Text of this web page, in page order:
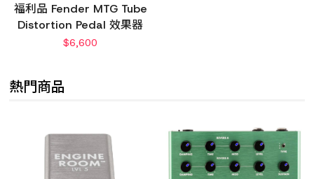
福利品 Fender MTG Tube
Distortion Pedal 效果器
$6,600
熱門商品